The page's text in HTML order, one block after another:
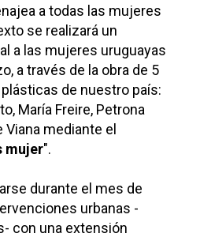
a todas las mujeres
se realizará un
a las mujeres uruguayas
a través de la obra de 5
de nuestro país:
María Freire, Petrona
Viana mediante el
mujer".
durante el mes de
urbanas -
con una extensión